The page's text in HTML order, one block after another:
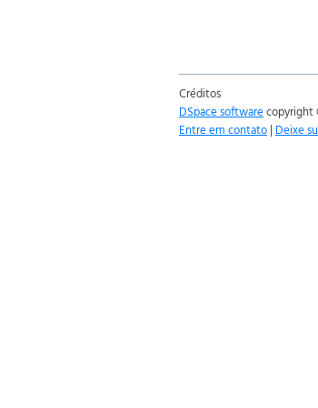
Créditos
DSpace softwarecopyright
Entre em contato | Deixe